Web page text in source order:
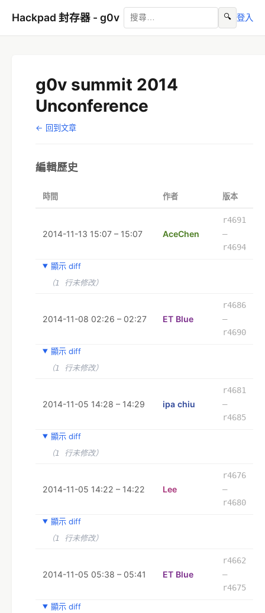
Hackpad 封存器 - g0v 🔍 登入
g0v summit 2014
Unconference
← 回到文章
編輯歷史
時間 作者 版本
2014-11-13 15:07 – 15:07 AceChen
r4691
–
r4694
顯示 diff
（1 行未修改）
2014-11-08 02:26 – 02:27 ET Blue
r4686
–
r4690
顯示 diff
（1 行未修改）
2014-11-05 14:28 – 14:29 ipa chiu
r4681
–
r4685
顯示 diff
（1 行未修改）
2014-11-05 14:22 – 14:22 Lee
r4676
–
r4680
顯示 diff
（1 行未修改）
2014-11-05 05:38 – 05:41 ET Blue
r4662
–
r4675
顯示 diff